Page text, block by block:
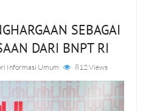
SEBAGAI
DARI BNPT RI
Informasi Umum 812 Views